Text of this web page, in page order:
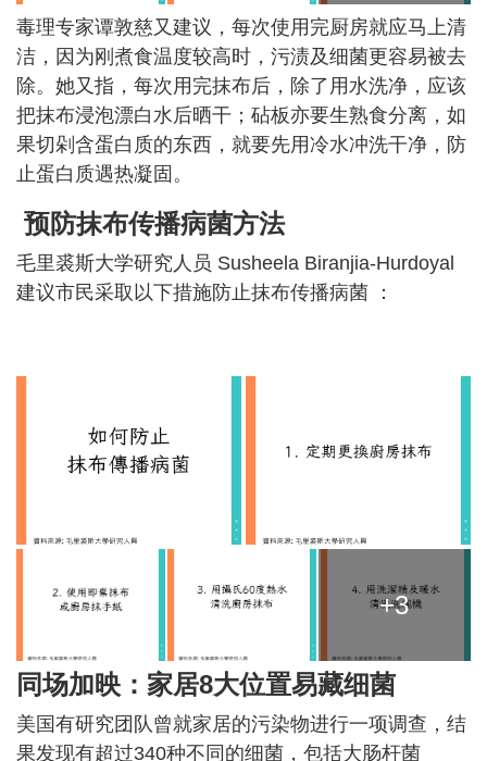
毒理专家谭敦慈又建议，每次使用完厨房就应马上清
洁，因为刚煮食温度较高时，污渍及细菌更容易被去
除。她又指，每次用完抹布后，除了用水洗净，应该
把抹布浸泡漂白水后晒干；砧板亦要生熟食分离，如
果切剁含蛋白质的东西，就要先用冷水冲洗干净，防
止蛋白质遇热凝固。
预防抹布传播病菌方法
毛里裘斯大学研究人员 Susheela Biranjia-Hurdoyal
建议市民采取以下措施防止抹布传播病菌 ：
+3
同场加映：家居8大位置易藏细菌
美国有研究团队曾就家居的污染物进行一项调查，结
果发现有超过340种不同的细菌，包括大肠杆菌